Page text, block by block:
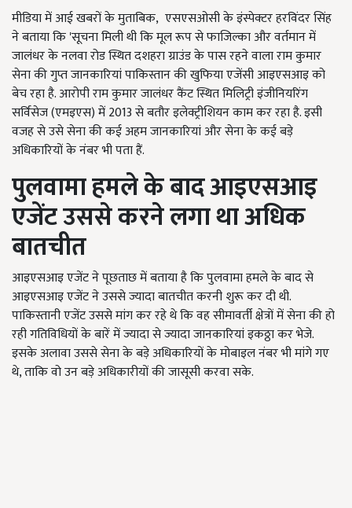
मीडिया में आई खबरों के मुताबिक, एसएसओसी के इंस्पेक्टर हरविंदर सिंह
ने बताया कि 'सूचना मिली थी कि मूल रूप से फाजिल्का और वर्तमान में
जालंधर के नलवा रोड स्थित दशहरा ग्राउंड के पास रहने वाला राम कुमार
सेना की गुप्त जानकारियां पाकिस्तान की खुफिया एजेंसी आइएसआइ को
बेच रहा है. आरोपी राम कुमार जालंधर कैंट स्थित मिलिट्री इंजीनियरिंग
सर्विसेज (एमइएस) में 2013 से बतौर इलेक्ट्रीशियन काम कर रहा है. इसी
वजह से उसे सेना की कई अहम जानकारियां और सेना के कई बड़े
अधिकारियों के नंबर भी पता हैं.
पुलवामा हमले के बाद आइएसआइ
एजेंट उससे करने लगा था अधिक
बातचीत
आइएसआइ एजेंट ने पूछताछ में बताया है कि पुलवामा हमले के बाद से
आइएसआइ एजेंट ने उससे ज्यादा बातचीत करनी शुरू कर दी थी.
पाकिस्तानी एजेंट उससे मांग कर रहे थे कि वह सीमावर्ती क्षेत्रों में सेना की हो
रही गतिविधियों के बारें में ज्यादा से ज्यादा जानकारियां इकठ्ठा कर भेजे.
इसके अलावा उससे सेना के बड़े अधिकारियों के मोबाइल नंबर भी मांगे गए
थे, ताकि वो उन बड़े अधिकारीयों की जासूसी करवा सके.